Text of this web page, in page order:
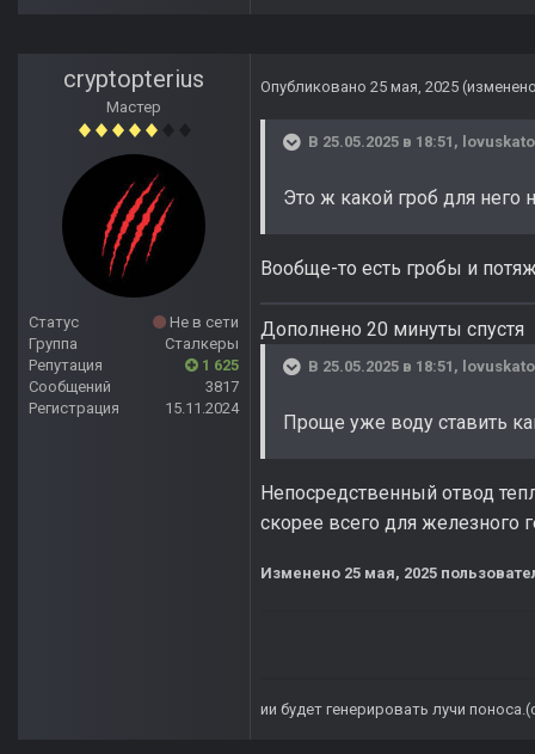
cryptopterius
Мастер
Статус
Не в сети
Группа
Сталкеры
Репутация
1 625
Сообщений
3817
Регистрация
15.11.2024
Опубликовано 25 мая, 2025
В 25.05.2025 в 18:51,
Это ж какой гроб для него
Вообще-то есть гробы и
Дополнено 20 минуты спустя
В 25.05.2025 в 18:51,
Проще уже воду ставить
Непосредственный отвод
скорее всего для железного
Изменено 25 мая, 2025
ии будет генерировать лучи